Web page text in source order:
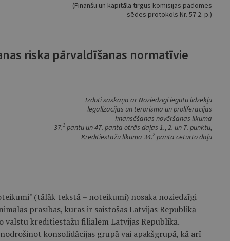
(Finanšu un kapitāla tirgus komisijas padomes
sēdes protokols Nr. 57 2. p.)
riska pārvaldīšanas normatīvie
Izdoti saskaņā ar Noziedzīgi iegūtu līdzekļu
legalizācijas un terorisma un proliferācijas
finansēšanas novēršanas likuma
37.1 pantu un 47. panta otrās daļas 1., 2. un 7. punktu,
Kredītiestāžu likuma 34.2 panta ceturto daļu
(tālāk tekstā – noteikumi) nosaka noziedzīgi
prasības, kuras ir saistošas Latvijas Republikā
kredītiestāžu filiālēm Latvijas Republikā.
konsolidācijas grupā vai apakšgrupā, kā arī